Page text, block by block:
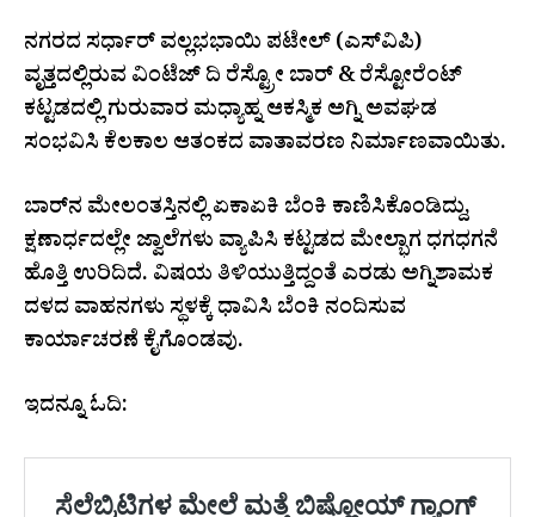
ನಗರದ ಸರ್ಧಾರ್ ವಲ್ಲಭಭಾಯಿ ಪಟೇಲ್ (ಎಸ್‌ವಿಪಿ)
ವೃತ್ತದಲ್ಲಿರುವ ವಿಂಟೆಜ್ ದಿ ರೆಸ್ಟ್ರೋ ಬಾರ್ & ರೆಸ್ಟೋರೆಂಟ್
ಕಟ್ಟಡದಲ್ಲಿ ಗುರುವಾರ ಮಧ್ಯಾಹ್ನ ಆಕಸ್ಮಿಕ ಅಗ್ನಿ ಅವಘಡ
ಸಂಭವಿಸಿ ಕೆಲಕಾಲ ಆತಂಕದ ವಾತಾವರಣ ನಿರ್ಮಾಣವಾಯಿತು.
ಬಾರ್‌ನ ಮೇಲಂತಸ್ತಿನಲ್ಲಿ ಏಕಾಏಕಿ ಬೆಂಕಿ ಕಾಣಿಸಿಕೊಂಡಿದ್ದು,
ಕ್ಷಣಾರ್ಧದಲ್ಲೇ ಜ್ವಾಲೆಗಳು ವ್ಯಾಪಿಸಿ ಕಟ್ಟಡದ ಮೇಲ್ಭಾಗ ಧಗಧಗನೆ
ಹೊತ್ತಿ ಉರಿದಿದೆ. ವಿಷಯ ತಿಳಿಯುತ್ತಿದ್ದಂತೆ ಎರಡು ಅಗ್ನಿಶಾಮಕ
ದಳದ ವಾಹನಗಳು ಸ್ಥಳಕ್ಕೆ ಧಾವಿಸಿ ಬೆಂಕಿ ನಂದಿಸುವ
ಕಾರ್ಯಾಚರಣೆ ಕೈಗೊಂಡವು.
ಇದನ್ನೂ ಓದಿ: